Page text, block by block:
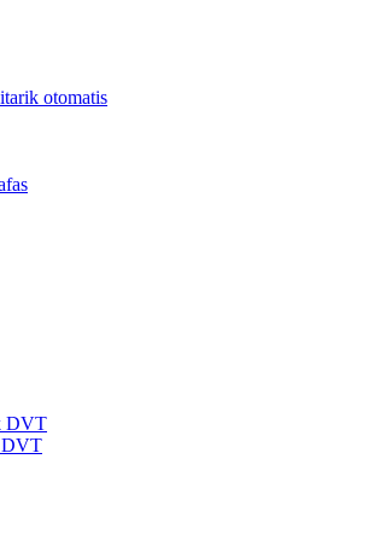
otomatis
DVT
DVT